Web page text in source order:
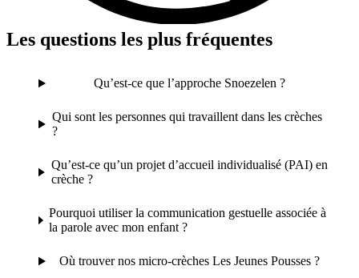
Les questions les plus fréquentes
Qu’est-ce que l’approche Snoezelen ?
Qui sont les personnes qui travaillent dans les crèches
?
Qu’est-ce qu’un projet d’accueil individualisé (PAI) en
crèche ?
Pourquoi utiliser la communication gestuelle associée à
la parole avec mon enfant ?
Où trouver nos micro-crèches Les Jeunes Pousses ?